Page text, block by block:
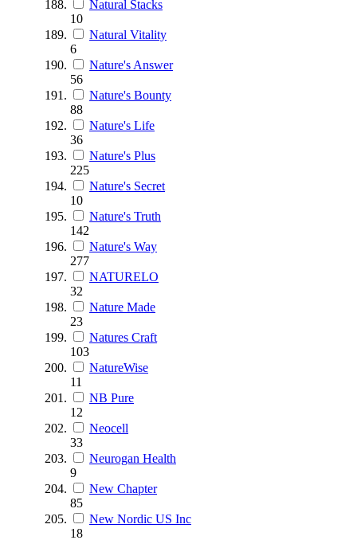
Natural Stacks
10
Natural Vitality
6
Nature's Answer
56
Nature's Bounty
88
Nature's Life
36
Nature's Plus
225
Nature's Secret
10
Nature's Truth
142
Nature's Way
277
NATURELO
32
Nature Made
23
Natures Craft
103
NatureWise
11
NB Pure
12
Neocell
33
Neurogan Health
9
New Chapter
85
New Nordic US Inc
18